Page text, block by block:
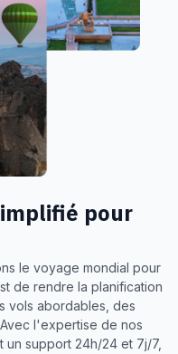
pour
le voyage mondial pour
de rendre la planification
vols abordables, des
l'expertise de nos
un support 24h/24 et 7j/7,